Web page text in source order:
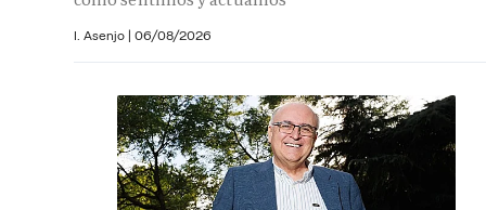
I. Asenjo | 06/08/2026